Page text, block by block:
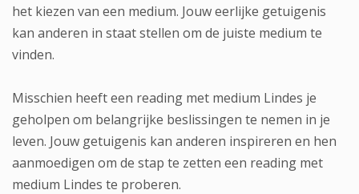
het kiezen van een medium. Jouw eerlijke getuigenis
kan anderen in staat stellen om de juiste medium te
vinden.
Misschien heeft een reading met medium Lindes je
geholpen om belangrijke beslissingen te nemen in je
leven. Jouw getuigenis kan anderen inspireren en hen
aanmoedigen om de stap te zetten een reading met
medium Lindes te proberen.